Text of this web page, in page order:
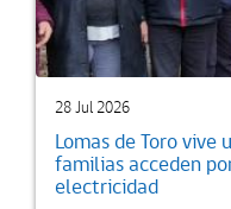
28 Jul 2026
Lomas de Toro
familias acceden
electricidad